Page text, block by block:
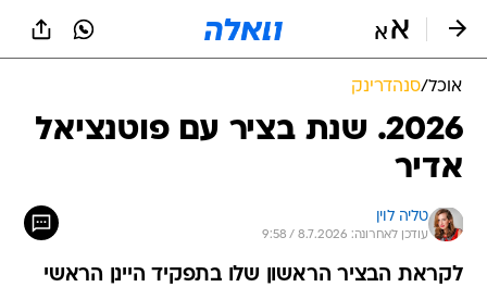
אוכל/סנהדרינק
2026. שנת בציר עם פוטנציאל
אדיר
טליה לוין
עודכן לאחרונה: 8.7.2026 / 9:58
לקראת הבציר הראשון שלו בתפקיד היינן הראשי